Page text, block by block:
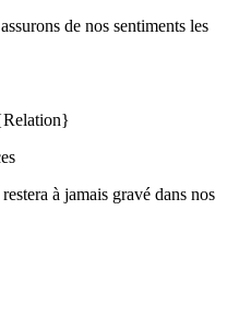
de nos sentiments les
à jamais gravé dans nos